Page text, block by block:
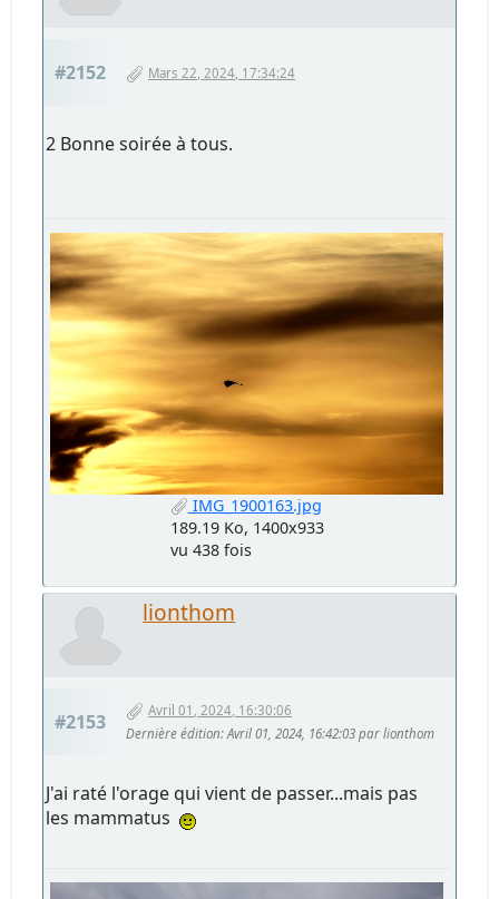
#2152 Mars 22, 2024, 17:34:24
2 Bonne soirée à tous.
IMG_1900163.jpg
189.19 Ko, 1400x933
vu 438 fois
lionthom
#2153
Avril 01, 2024, 16:30:06
Dernière édition: Avril 01, 2024, 16:42:03 par lionthom
J'ai raté l'orage qui vient de passer...mais pas
les mammatus